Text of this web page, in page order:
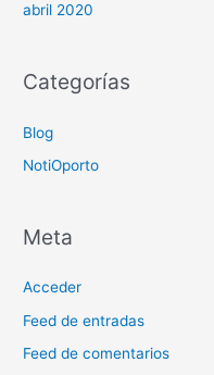
abril 2020
Categorías
Blog
NotiOporto
Meta
Acceder
Feed de entradas
Feed de comentarios